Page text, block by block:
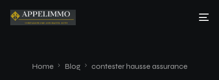
Home Blog contester hausse assurance